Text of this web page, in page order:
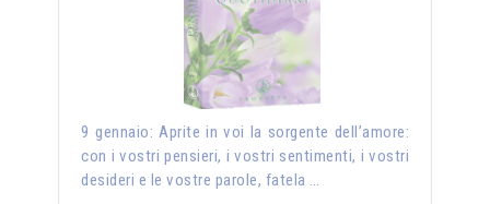
9 gennaio: Aprite in voi la sorgente dell’amore:
con i vostri pensieri, i vostri sentimenti, i vostri
desideri e le vostre parole, fatela …